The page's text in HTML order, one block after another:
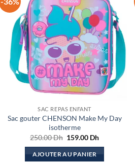
SAC REPAS ENFANT
Sac gouter CHENSON Make My Day
isotherme
250.00Dh Le
initial
était :
159.00 DhLe
AJOUTER AU PANIER